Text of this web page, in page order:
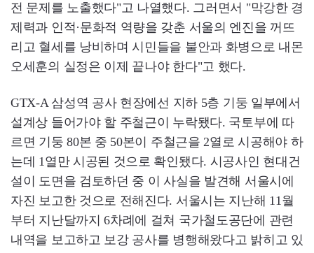
전 문제를 노출했다"고 나열했다. 그러면서 "막강한 경
제력과 인적·문화적 역량을 갖춘 서울의 엔진을 꺼뜨
리고 혈세를 낭비하며 시민들을 불안과 화병으로 내몬
오세훈의 실정은 이제 끝나야 한다"고 했다.
GTX-A 삼성역 공사 현장에선 지하 5층 기둥 일부에서
설계상 들어가야 할 주철근이 누락됐다. 국토부에 따
르면 기둥 80본 중 50본이 주철근을 2열로 시공해야 하
는데 1열만 시공된 것으로 확인됐다. 시공사인 현대건
설이 도면을 검토하던 중 이 사실을 발견해 서울시에
자진 보고한 것으로 전해진다. 서울시는 지난해 11월
부터 지난달까지 6차례에 걸쳐 국가철도공단에 관련
내역을 보고하고 보강 공사를 병행해왔다고 밝히고 있